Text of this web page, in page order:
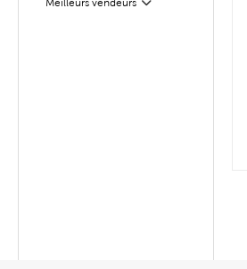
Meilleurs vendeurs
Filter